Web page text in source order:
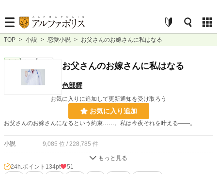
TOP > 小説 > 恋愛小説 > お父さんのお嫁さんに私はなる
お父さんのお嫁さんに私はなる
色部耀
お気に入りに追加して更新通知を受け取ろう
お気に入り追加
お父さんのお嫁さんになるという約束……。私は今夜それを叶える――。
小説 9,085 位 / 228,785 件
4,015 位 / 66,369 件
24h.ポイント 134pt
51